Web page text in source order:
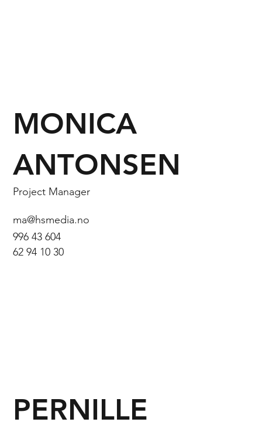
MONICA
ANTONSEN
Project Manager
ma@hsmedia.no
996 43 604
62 94 10 30
PERNILLE